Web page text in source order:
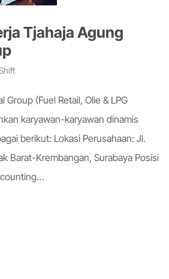
Tjahaja Agung
Group (Fuel Retail, Olie & LPG
karyawan-karyawan dinamis
berikut: Lokasi Perusahaan: Jl.
Barat-Krembangan, Surabaya Posisi